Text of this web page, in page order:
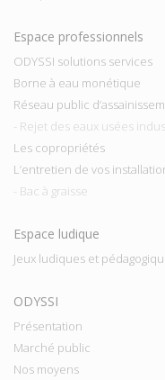
Espace professionnels
ODYSSI solutions services
Borne à eau monétique
Réseau public
- Rejet des eaux usées
Les copropriétés
L’entretien de vos
- Bac à graisse
Espace ludique
Jeux ludiques et
ODYSSI
Présentation
Marché public
Nos moyens